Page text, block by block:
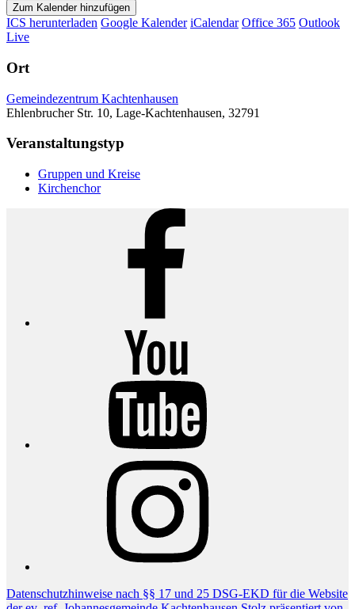
Zum Kalender hinzufügen
ICS herunterladen Google Kalender iCalendar Office 365 Outlook
Live
Ort
Gemeindezentrum Kachtenhausen
Ehlenbrucher Str. 10, Lage-Kachtenhausen, 32791
Veranstaltungstyp
Gruppen und Kreise
Kirchenchor
Datenschutzhinweise nach §§ 17 und 25 DSG-EKD für die Website